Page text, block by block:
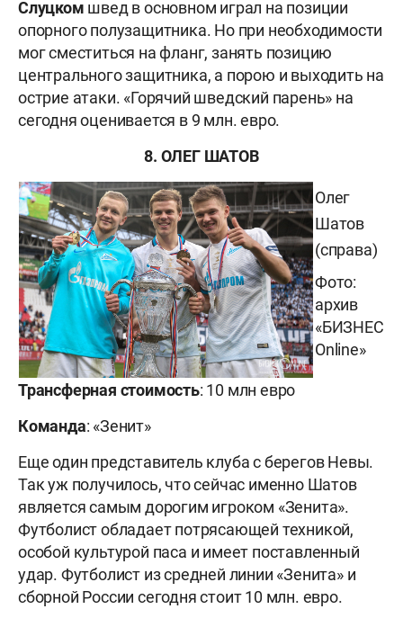
Слуцком швед в основном играл на позиции
опорного полузащитника. Но при необходимости
мог сместиться на фланг, занять позицию
центрального защитника, а порою и выходить на
острие атаки. «Горячий шведский парень» на
сегодня оценивается в 9 млн. евро.
8. ОЛЕГ ШАТОВ
Олег
Шатов
(справа)
Фото:
архив
«БИЗНЕС
Online»
Трансферная стоимость: 10 млн евро
Команда: «Зенит»
Еще один представитель клуба с берегов Невы.
Так уж получилось, что сейчас именно Шатов
является самым дорогим игроком «Зенита».
Футболист обладает потрясающей техникой,
особой культурой паса и имеет поставленный
удар. Футболист из средней линии «Зенита» и
сборной России сегодня стоит 10 млн. евро.